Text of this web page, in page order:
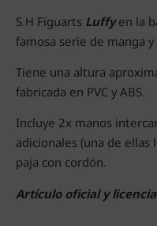
S.H Figuarts Luffy en la
famosa serie de manga
Tiene una altura
fabricada en PVC y ABS.
Incluye 2x manos
adicionales (una de
paja con cordón.
Artículo oficial y